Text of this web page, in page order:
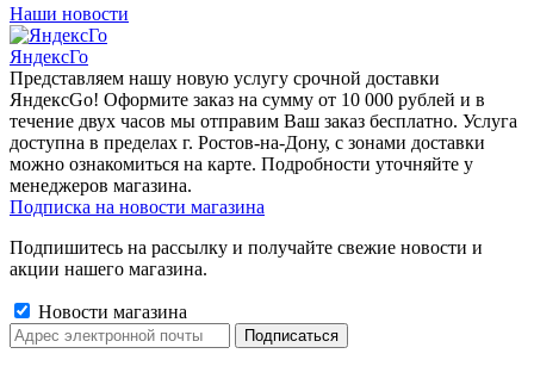
Наши новости
ЯндексГо
Представляем нашу новую услугу срочной доставки
ЯндексGo! Оформите заказ на сумму от 10 000 рублей и в
течение двух часов мы отправим Ваш заказ бесплатно. Услуга
доступна в пределах г. Ростов-на-Дону, с зонами доставки
можно ознакомиться на карте. Подробности уточняйте у
менеджеров магазина.
Подписка на новости магазина
Подпишитесь на рассылку и получайте свежие новости и
акции нашего магазина.
Новости магазина